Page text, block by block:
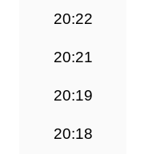
20:22
20:21
20:19
20:18